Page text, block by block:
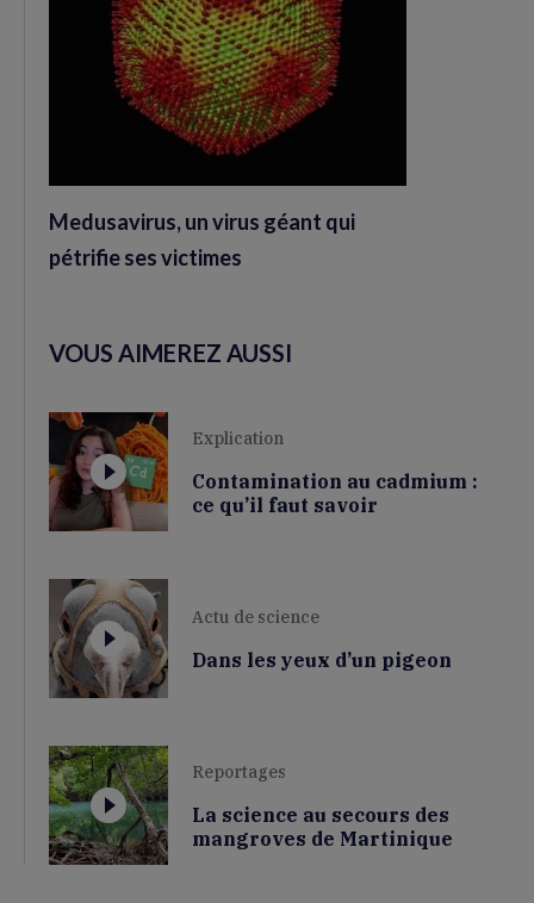
Medusavirus, un virus géant qui
pétrifie ses victimes
VOUS AIMEREZ AUSSI
Explication
Contamination au cadmium :
ce qu’il faut savoir
Actu de science
Dans les yeux d’un pigeon
Reportages
La science au secours des
mangroves de Martinique